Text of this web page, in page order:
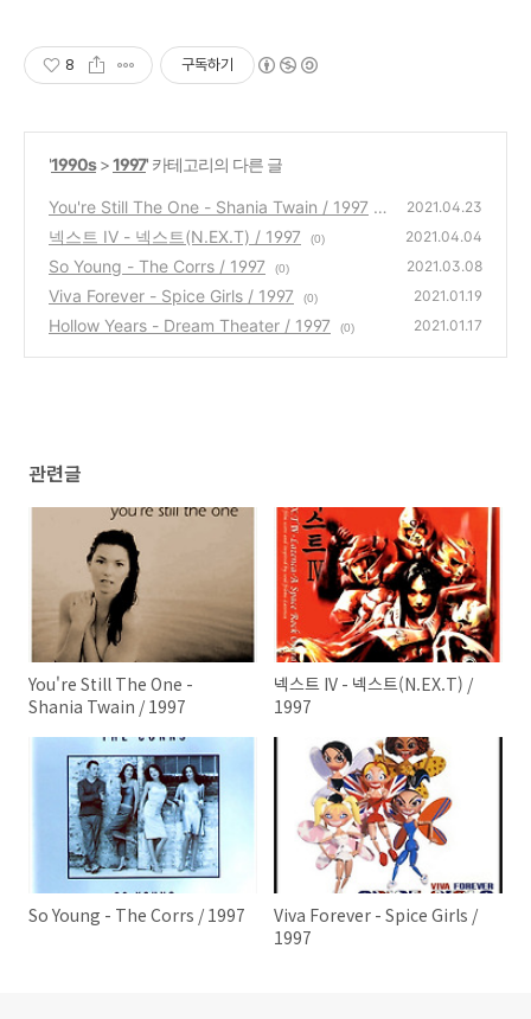
8 구독하기
'1990s>1997' 카테고리의 다른 글
You're Still The One - Shania Twain / 1997
(0)
2021.04.23
넥스트 IV - 넥스트(N.EX.T) / 1997 (0) 2021.04.04
So Young - The Corrs / 1997 (0) 2021.03.08
Viva Forever - Spice Girls / 1997 (0) 2021.01.19
Hollow Years - Dream Theater / 1997 (0) 2021.01.17
관련글
You're Still The One -
Shania Twain / 1997
넥스트 IV - 넥스트(N.EX.T) /
1997
So Young - The Corrs / 1997
Viva Forever - Spice Girls /
1997